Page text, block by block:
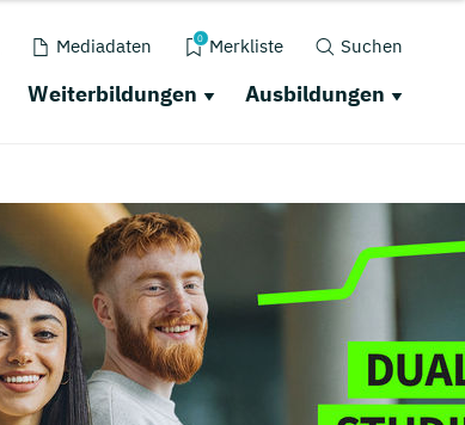
Mediadaten 0 Merkliste Suchen
Weiterbildungen Ausbildungen